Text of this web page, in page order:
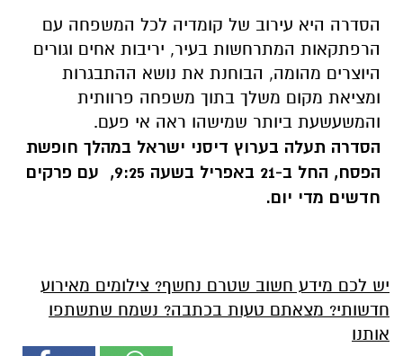
הסדרה היא עירוב של קומדיה לכל המשפחה עם
הרפתקאות המתרחשות בעיר, יריבות אחים וגורים
היוצרים מהומה, הבוחנת את נושא ההתבגרות
ומציאת מקום משלך בתוך משפחה פרוותית
והמשעשעת ביותר שמישהו ראה אי פעם.
הסדרה תעלה בערוץ דיסני ישראל במהלך חופשת
הפסח, החל ב-21 באפריל בשעה 9:25, עם פרקים
חדשים מדי יום.
יש לכם מידע חשוב שטרם נחשף? צילומים מאירוע
חדשותי? מצאתם טעות בכתבה? נשמח שתשתפו
אותנו